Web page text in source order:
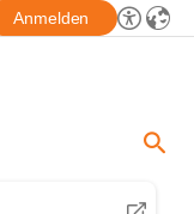
Anmelden